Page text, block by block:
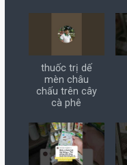
thuốc trị dế
mèn châu
chấu trên cây
cà phê